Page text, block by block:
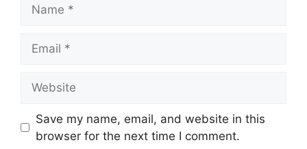
Save my name, email, and website in this
browser for the next time I comment.